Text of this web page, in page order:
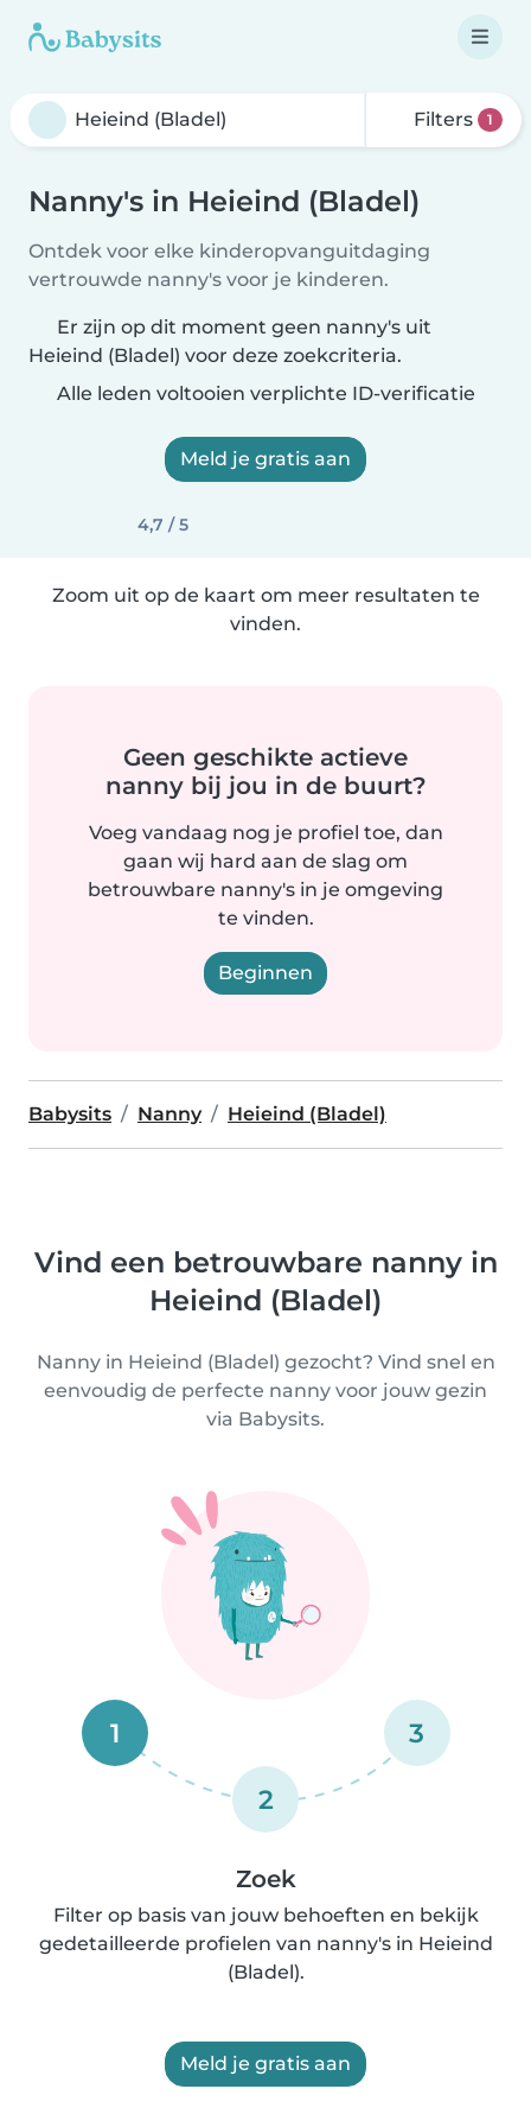
Filters 1
Nanny's in Heieind (Bladel)
Ontdek voor elke kinderopvanguitdaging
vertrouwde nanny's voor je kinderen.
Er zijn op dit moment geen nanny's uit
Heieind (Bladel) voor deze zoekcriteria.
Alle leden voltooien verplichte ID-verificatie
Meld je gratis aan
4,7 / 5
Zoom uit op de kaart om meer resultaten te
vinden.
Geen geschikte actieve
nanny bij jou in de buurt?
Voeg vandaag nog je profiel toe, dan
gaan wij hard aan de slag om
betrouwbare nanny's in je omgeving
te vinden.
Beginnen
Babysits Nanny Heieind (Bladel)
Vind een betrouwbare nanny in
Heieind (Bladel)
Nanny in Heieind (Bladel) gezocht? Vind snel en
eenvoudig de perfecte nanny voor jouw gezin
via Babysits.
1
2
3
Zoek
Filter op basis van jouw behoeften en bekijk
gedetailleerde profielen van nanny's in Heieind
(Bladel).
Meld je gratis aan